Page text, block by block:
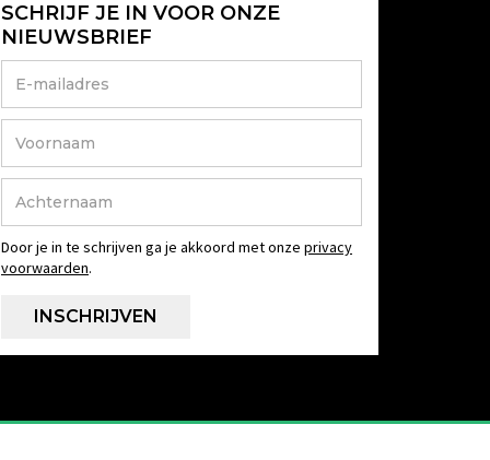
SCHRIJF JE IN VOOR ONZE
NIEUWSBRIEF
Door je in te schrijven ga je akkoord met onze privacy
voorwaarden.